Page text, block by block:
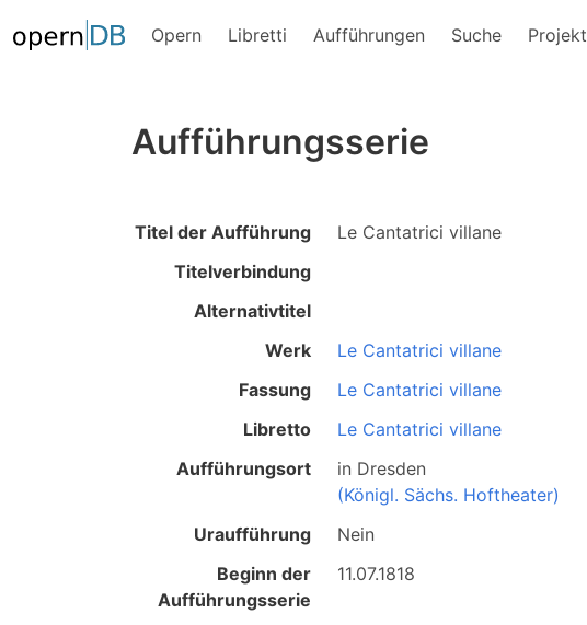
Opern Libretti Aufführungen Suche Projekt
Aufführungsserie
Titel der Aufführung
Le Cantatrici villane
Titelverbindung
Alternativtitel
Werk
Le Cantatrici villane
Fassung
Le Cantatrici villane
Libretto
Le Cantatrici villane
Aufführungsort
in Dresden
(Königl. Sächs. Hoftheater)
Uraufführung
Nein
Beginn der
Aufführungsserie
11.07.1818